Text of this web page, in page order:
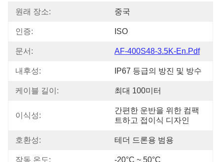
원래 장소: 중국
인증: ISO
문서: AF-400S48-3.5K-En.pdf
내후성: IP67 등급의 방진 및 방수
케이블 길이: 최대 100미터
이식성:
간편한 운반을 위한 컴팩
트하고 접이식 디자인
호환성: 테더 드론용 범용
작동 온도: -20°C ~ 50°C